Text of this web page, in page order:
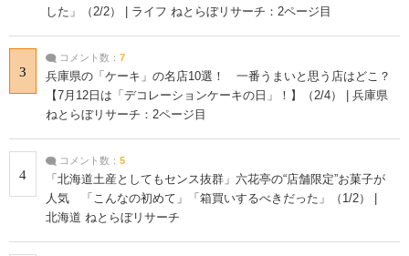
した」（2/2） | ライフ ねとらぼリサーチ：2ページ目
3
コメント数： 7
兵庫県の「ケーキ」の名店10選！ 一番うまいと思う店はどこ？
【7月12日は「デコレーションケーキの日」！】（2/4） | 兵庫県
ねとらぼリサーチ：2ページ目
4
コメント数： 5
「北海道土産としてもセンス抜群」六花亭の“店舗限定”お菓子が
人気 「こんなの初めて」「箱買いするべきだった」（1/2） |
北海道 ねとらぼリサーチ